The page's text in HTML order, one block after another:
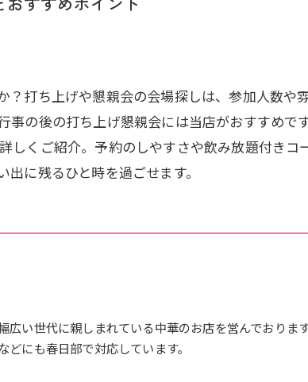
打ち上げや懇親会の会場探しは、参加人数や
の後の打ち上げ懇親会には当店がおすすめで
くご紹介。予約のしやすさや飲み放題付きコ
に残るひと時を過ごせます。
広い世代に親しまれている中華のお店を営んでおりま
にも春日部で対応しています。